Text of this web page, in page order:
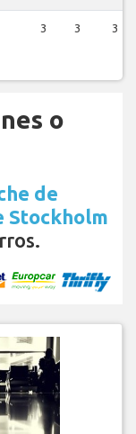
3 3 3
o
de
Stockholm